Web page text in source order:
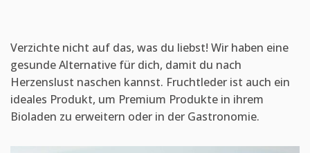
Verzichte nicht auf das, was du liebst! Wir haben eine
gesunde Alternative für dich, damit du nach
Herzenslust naschen kannst. Fruchtleder ist auch ein
ideales Produkt, um Premium Produkte in ihrem
Bioladen zu erweitern oder in der Gastronomie.